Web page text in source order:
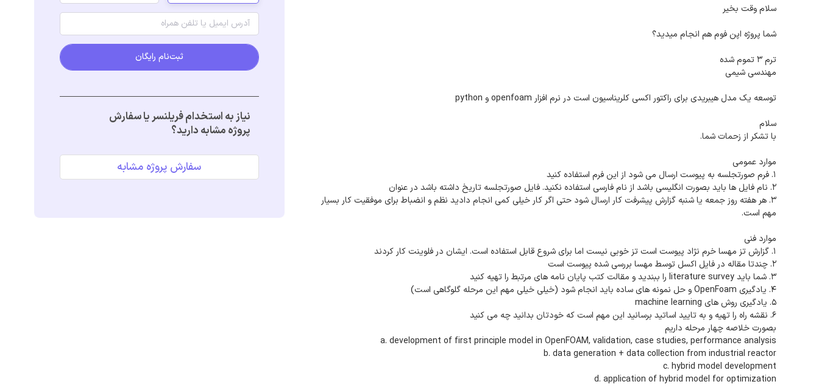
سلام وقت بخیر
شما پروژه اپن فوم هم انجام میدید؟
ترم 3 تموم شده
مهندسی شیمی
توسعه یک مدل هیبریدی برای راکتور اکسی کلریناسیون است در نرم افزار openfoam و python
سلام
با تشکر از زحمات شما.
موارد عمومی
۱. فرم صورتجلسه به پیوست ارسال می شود از این فرم استفاده کنید
۲. نام فایل ها باید بصورت انگلیسی باشد از نام فارسی استفاده نکنید. فایل صورتجلسه تاریخ داشته باشد در عنوان
۳. هر هفته روز جمعه یا شنبه گزارش پیشرفت کار ارسال شود حتی اگر کار خیلی کمی انجام دادید نظم و انضباط برای موفقیت کار بسیار
مهم است.
موارد فنی
1. گزارش تز مهسا خرم نژاد پیوست است تز خوبی نیست اما برای شروع قابل استفاده است. ایشان در فلوینت کار کردند
۲. چندتا مقاله در فایل اکسل توسط مهسا بررسی شده پیوست است
۳. شما باید literature survey را ببندید و مقالت کتب پایان نامه های مرتبط را تهیه کنید
۴. یادگیری OpenFoam و حل نمونه های ساده باید انجام شود (خیلی خیلی مهم این مرحله گلوگاهی است)
۵. یادگیری روش های machine learning
۶. نقشه راه را تهیه و به تایید اساتید برسانید این مهم است که خودتان بدانید چه می کنید
بصورت خلاصه چهار مرحله داریم
a. development of first principle model in OpenFOAM, validation, case studies, performance analysis
b. data generation + data collection from industrial reactor
c. hybrid model development
d. application of hybrid model for optimization
ثبت‌نام رایگان
نیاز به استخدام فریلنسر یا سفارش
پروژه مشابه دارید؟
سفارش پروژه مشابه